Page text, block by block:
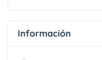
Información